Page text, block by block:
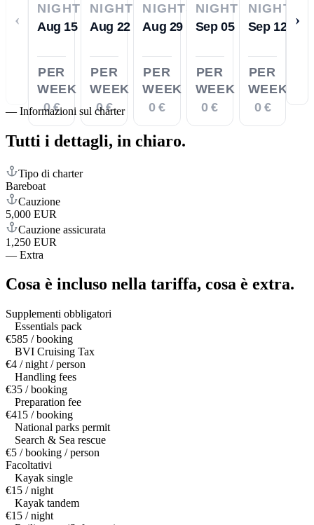
‹
NIGHTS
Aug 15
PER
WEEK
0 €
NIGHTS
Aug 22
PER
WEEK
0 €
NIGHTS
Aug 29
PER
WEEK
0 €
NIGHTS
Sep 05
PER
WEEK
0 €
NIGHTS
Sep 12
PER
WEEK
0 €
›
— Informazioni sul charter
Tutti i dettagli, in chiaro.
Tipo di charter
Bareboat
Cauzione
5,000 EUR
Cauzione assicurata
1,250 EUR
— Extra
Cosa è incluso nella tariffa, cosa è extra.
Supplementi obbligatori
Essentials pack
€585 / booking
BVI Cruising Tax
€4 / night / person
Handling fees
€35 / booking
Preparation fee
€415 / booking
National parks permit
Search & Sea rescue
€5 / booking / person
Facoltativi
Kayak single
€15 / night
Kayak tandem
€15 / night